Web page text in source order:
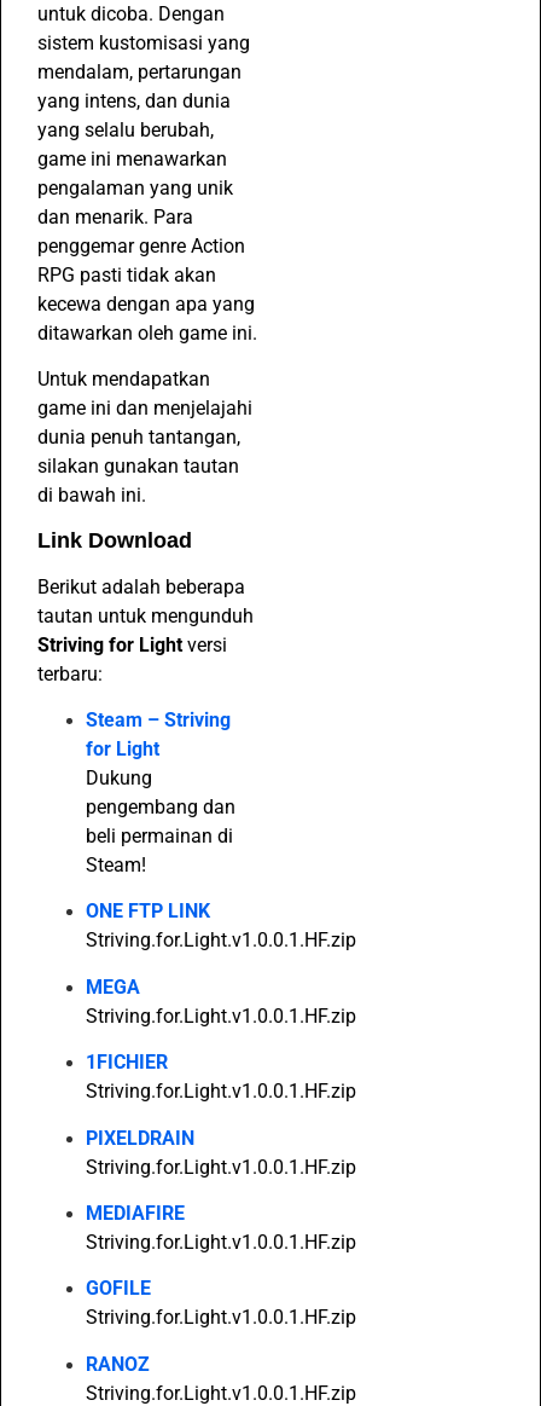
untuk dicoba. Dengan
sistem kustomisasi yang
mendalam, pertarungan
yang intens, dan dunia
yang selalu berubah,
game ini menawarkan
pengalaman yang unik
dan menarik. Para
penggemar genre Action
RPG pasti tidak akan
kecewa dengan apa yang
ditawarkan oleh game ini.
Untuk mendapatkan
game ini dan menjelajahi
dunia penuh tantangan,
silakan gunakan tautan
di bawah ini.
Link Download
Berikut adalah beberapa
tautan untuk mengunduh
Striving for Light versi
terbaru:
Steam – Striving
for Light
Dukung
pengembang dan
beli permainan di
Steam!
ONE FTP LINK
Striving.for.Light.v1.0.0.1.HF.zip
MEGA
Striving.for.Light.v1.0.0.1.HF.zip
1FICHIER
Striving.for.Light.v1.0.0.1.HF.zip
PIXELDRAIN
Striving.for.Light.v1.0.0.1.HF.zip
MEDIAFIRE
Striving.for.Light.v1.0.0.1.HF.zip
GOFILE
Striving.for.Light.v1.0.0.1.HF.zip
RANOZ
Striving.for.Light.v1.0.0.1.HF.zip